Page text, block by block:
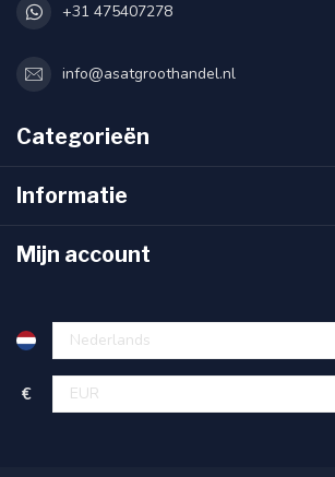
+31 475407278
info@asatgroothandel.nl
Categorieën
Informatie
Mijn account
€